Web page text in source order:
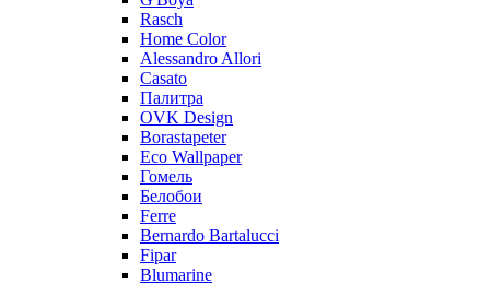
Rasch
Home Color
Alessandro Allori
Casato
Палитра
OVK Design
Borastapeter
Eco Wallpaper
Гомель
Белобои
Ferre
Bernardo Bartalucci
Fipar
Blumarine